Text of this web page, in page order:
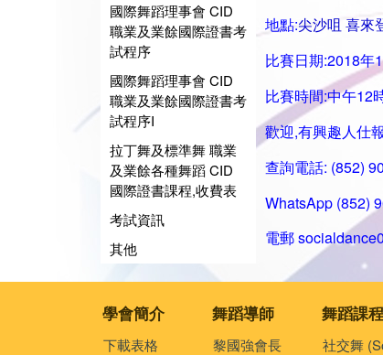
國際舞蹈理事會 CID
職業及業餘國際證書考
試程序
國際舞蹈理事會 CID
職業及業餘國際證書考
試程序I
拉丁舞及標準舞 職業
及業餘各種舞蹈 CID
國際證書課程,收費表
考試資訊
其他
地點:尖沙咀 喜來
比賽日期:2018年
比賽時間:中午12
歡迎,有興趣人仕
查詢電話: (852)
WhatsApp (852)
電郵
學會簡介 舞蹈導師 舞蹈課程
下載表格
黎國強會長
社交舞